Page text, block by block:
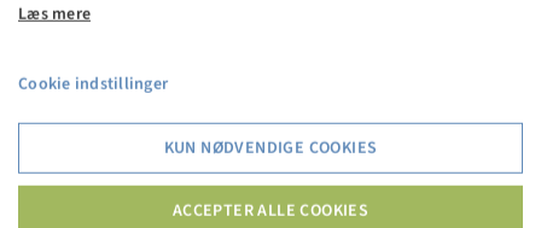
Læs mere
Cookie indstillinger
KUN NØDVENDIGE COOKIES
ACCEPTER ALLE COOKIES